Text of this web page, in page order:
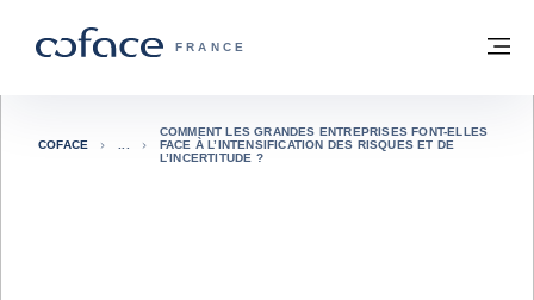
COFACE, FOR TRADE - PAGE
FRANCE
Retour à la page d'accueil
COFACE
COMMENT LES GRANDES ENTREPRISES FONT-ELLES
FACE À L’INTENSIFICATION DES RISQUES ET DE
L’INCERTITUDE ?